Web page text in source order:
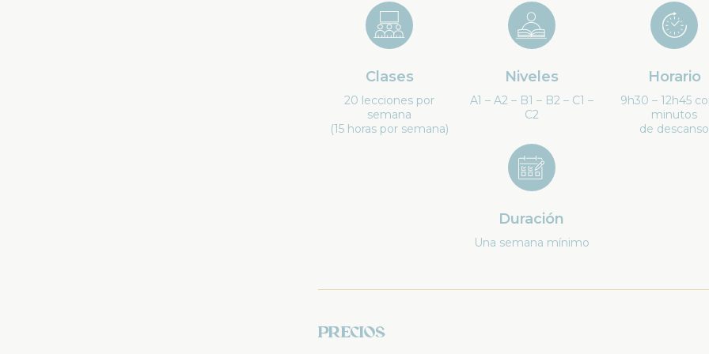
Clases
20 lecciones por
semana
(15 horas por semana)
Niveles
A1 – A2 – B1 – B2 – C1 –
C2
Horario
9h30 – 12h45
minutos
de descanso
Duración
Una semana mínimo
Precios